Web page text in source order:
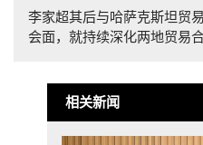
李家超其后与哈萨克斯坦贸
会面，就持续深化两地贸易
相关新闻